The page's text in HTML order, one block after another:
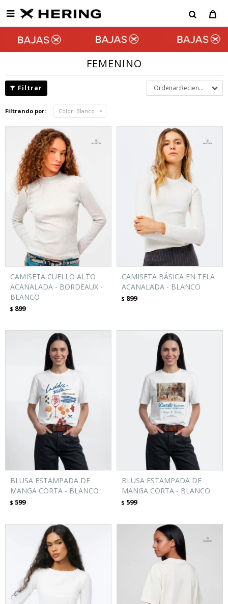

FEMENINO
Recientes
Filtrando por: Color: Blanco
CAMISETA CUELLO ALTO
ACANALADA - BORDEAUX -
BLANCO
$ 899
CAMISETA BÁSICA EN TELA
ACANALADA - BLANCO
$ 899
BLUSA ESTAMPADA DE
MANGA CORTA - BLANCO
$ 599
BLUSA ESTAMPADA DE
MANGA CORTA - BLANCO
$ 599